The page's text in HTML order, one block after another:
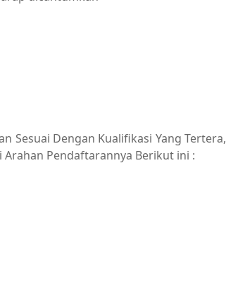
Sesuai Dengan Kualifikasi Yang Tertera,
Pendaftarannya Berikut ini :